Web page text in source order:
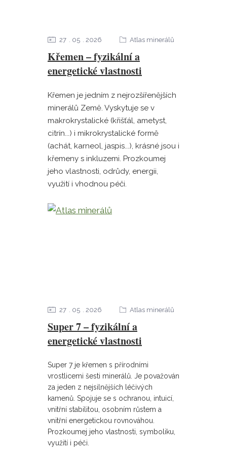
Křemen – fyzikální a
energetické vlastnosti
27 05 2026 Atlas minerálů
Křemen je jedním z nejrozšířenějších
minerálů Země. Vyskytuje se v
makrokrystalické (křišťál, ametyst,
citrín...) i mikrokrystalické formě
(achát, karneol, jaspis...), krásné jsou i
křemeny s inkluzemi. Prozkoumej
jeho vlastnosti, odrůdy, energii,
využití i vhodnou péči.
Super 7 – fyzikální a
energetické vlastnosti
27 05 2026 Atlas minerálů
Super 7 je křemen s přírodními
vrostlicemi šesti minerálů. Je považován
za jeden z nejsilnějších léčivých
kamenů. Spojuje se s ochranou, intuicí,
vnitřní stabilitou, osobním růstem a
vnitřní energetickou rovnováhou.
Prozkoumej jeho vlastnosti, symboliku,
využití i péči.